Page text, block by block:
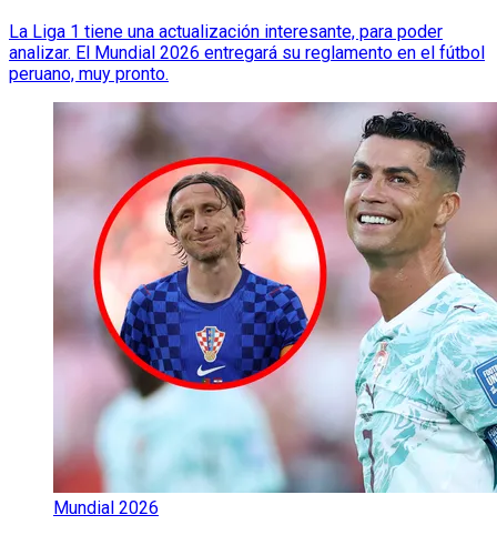
La Liga 1 tiene una actualización interesante, para poder
analizar. El Mundial 2026 entregará su reglamento en el fútbol
peruano, muy pronto.
Mundial 2026